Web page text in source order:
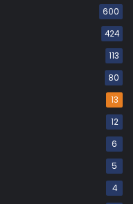
600
424
113
80
13
12
6
5
4